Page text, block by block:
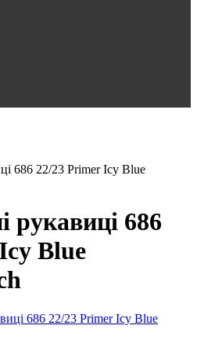
686 22/23 Primer Icy Blue
рукавиці 686
Blue